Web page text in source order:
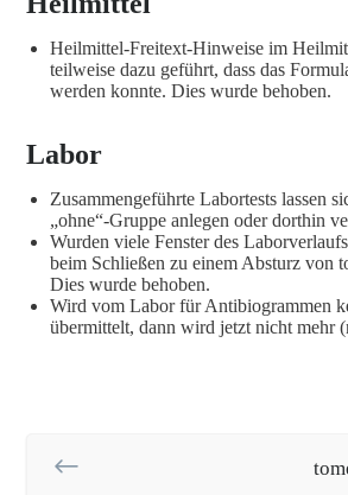
Heilmittel-Freitext-Hinweise im
teilweise dazu geführt, dass das
werden konnte. Dies wurde behoben.
Labor
Zusammengeführte Labortests lassen
„ohne“-Gruppe anlegen oder dorthin
Wurden viele Fenster des
beim Schließen zu einem Absturz von
Dies wurde behoben.
Wird vom Labor für Antibiogrammen
übermittelt, dann wird jetzt nicht mehr